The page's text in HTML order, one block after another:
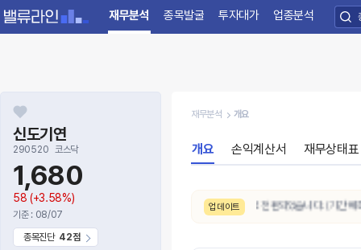
재무분석 종목발굴 투자대가 업종분석
신도기연
290520 코스닥
1,680
58 (+3.58%)
기준 : 08/07
종목진단 42점
재무분석 개요
개요 손익계산서 재무상태표
업데이트
하락으로 전환되었습니다. (기간 예측상